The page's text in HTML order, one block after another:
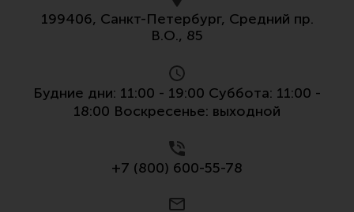
199406, Санкт-Петербург, Средний пр.
В.О., 85
Будние дни: 11:00 - 19:00 Суббота: 11:00 -
18:00 Воскресенье: выходной
+7 (800) 600-55-78